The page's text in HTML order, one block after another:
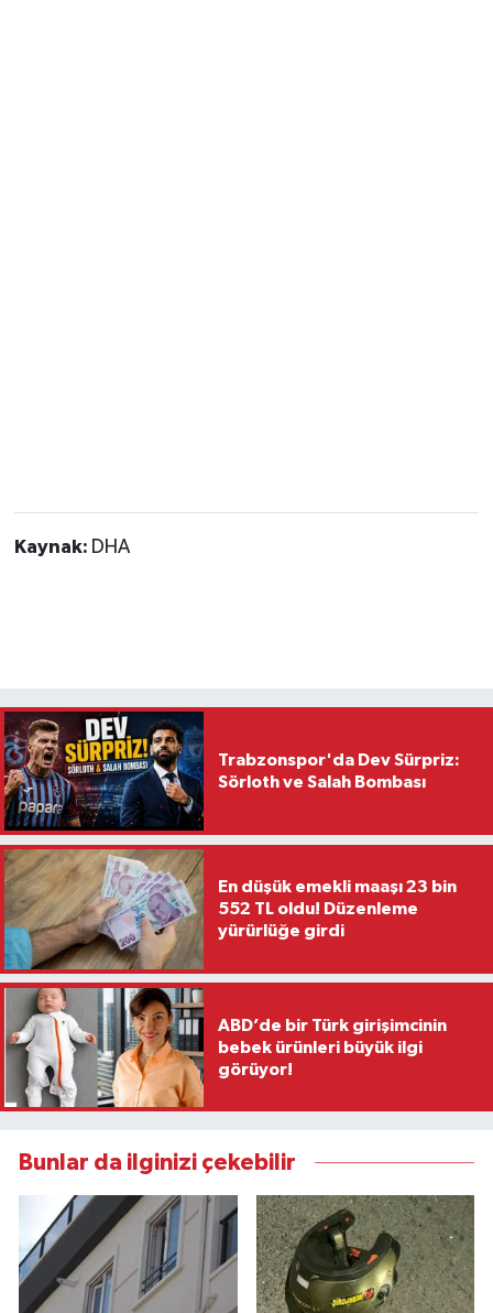
Kaynak: DHA
Trabzonspor'da Dev Sürpriz:
Sörloth ve Salah Bombası
En düşük emekli maaşı 23 bin
552 TL oldu! Düzenleme
yürürlüğe girdi
ABD’de bir Türk girişimcinin
bebek ürünleri büyük ilgi
görüyor!
Bunlar da ilginizi çekebilir